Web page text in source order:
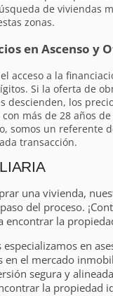
de viviendas
zonas.
en Ascenso y
acceso a la
Si la oferta de
descienden, los
con más de 28 años
somos un referente
transacción.
una vivienda,
del proceso.
encontrar la
especializamos en
en el mercado
segura y
la propiedad